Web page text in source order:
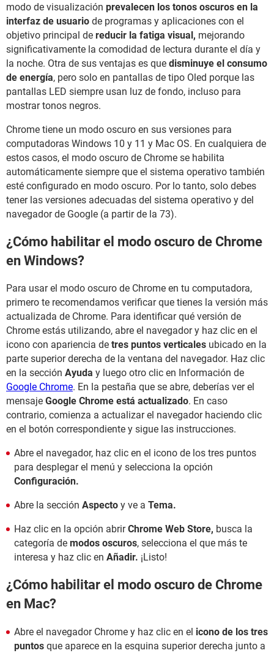
modo de visualización prevalecen los tonos oscuros en la
interfaz de usuario de programas y aplicaciones con el
objetivo principal de reducir la fatiga visual, mejorando
significativamente la comodidad de lectura durante el día y
la noche. Otra de sus ventajas es que disminuye el consumo
de energía, pero solo en pantallas de tipo Oled porque las
pantallas LED siempre usan luz de fondo, incluso para
mostrar tonos negros.
Chrome tiene un modo oscuro en sus versiones para
computadoras Windows 10 y 11 y Mac OS. En cualquiera de
estos casos, el modo oscuro de Chrome se habilita
automáticamente siempre que el sistema operativo también
esté configurado en modo oscuro. Por lo tanto, solo debes
tener las versiones adecuadas del sistema operativo y del
navegador de Google (a partir de la 73).
¿Cómo habilitar el modo oscuro de Chrome
en Windows?
Para usar el modo oscuro de Chrome en tu computadora,
primero te recomendamos verificar que tienes la versión más
actualizada de Chrome. Para identificar qué versión de
Chrome estás utilizando, abre el navegador y haz clic en el
icono con apariencia de tres puntos verticales ubicado en la
parte superior derecha de la ventana del navegador. Haz clic
en la sección Ayuda y luego otro clic en Información de
Google Chrome. En la pestaña que se abre, deberías ver el
mensaje Google Chrome está actualizado. En caso
contrario, comienza a actualizar el navegador haciendo clic
en el botón correspondiente y sigue las instrucciones.
Abre el navegador, haz clic en el icono de los tres puntos
para desplegar el menú y selecciona la opción
Configuración.
Abre la sección Aspecto y ve a Tema.
Haz clic en la opción abrirChrome Web Store, busca la
categoría de modos oscuros, selecciona el que más te
interesa y haz clic en Añadir. ¡Listo!
¿Cómo habilitar el modo oscuro de Chrome
en Mac?
Abre el navegador Chrome y haz clic en el icono de los tres
puntos que aparece en la esquina superior derecha junto a